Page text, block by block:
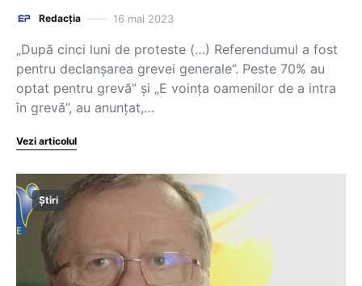
Redacția 16 mai 2023
„După cinci luni de proteste (…) Referendumul a fost
pentru declanșarea grevei generale”. Peste 70% au
optat pentru grevă” și „E voința oamenilor de a intra
în grevă”, au anunțat,…
Vezi articolul
Știri